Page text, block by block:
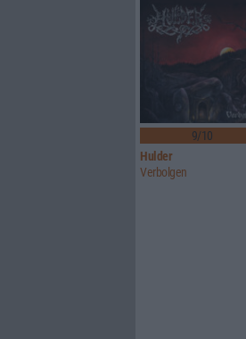
9/10
Hulder
Verbolgen